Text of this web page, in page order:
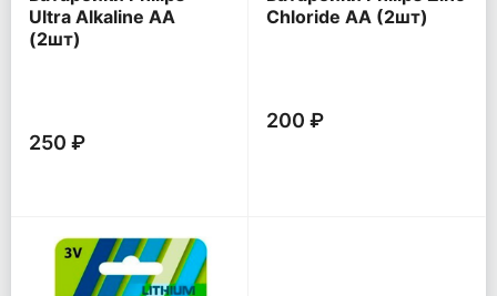
Ultra Alkaline AA
(2шт)
250 ₽
Chloride AA (2шт)
200 ₽